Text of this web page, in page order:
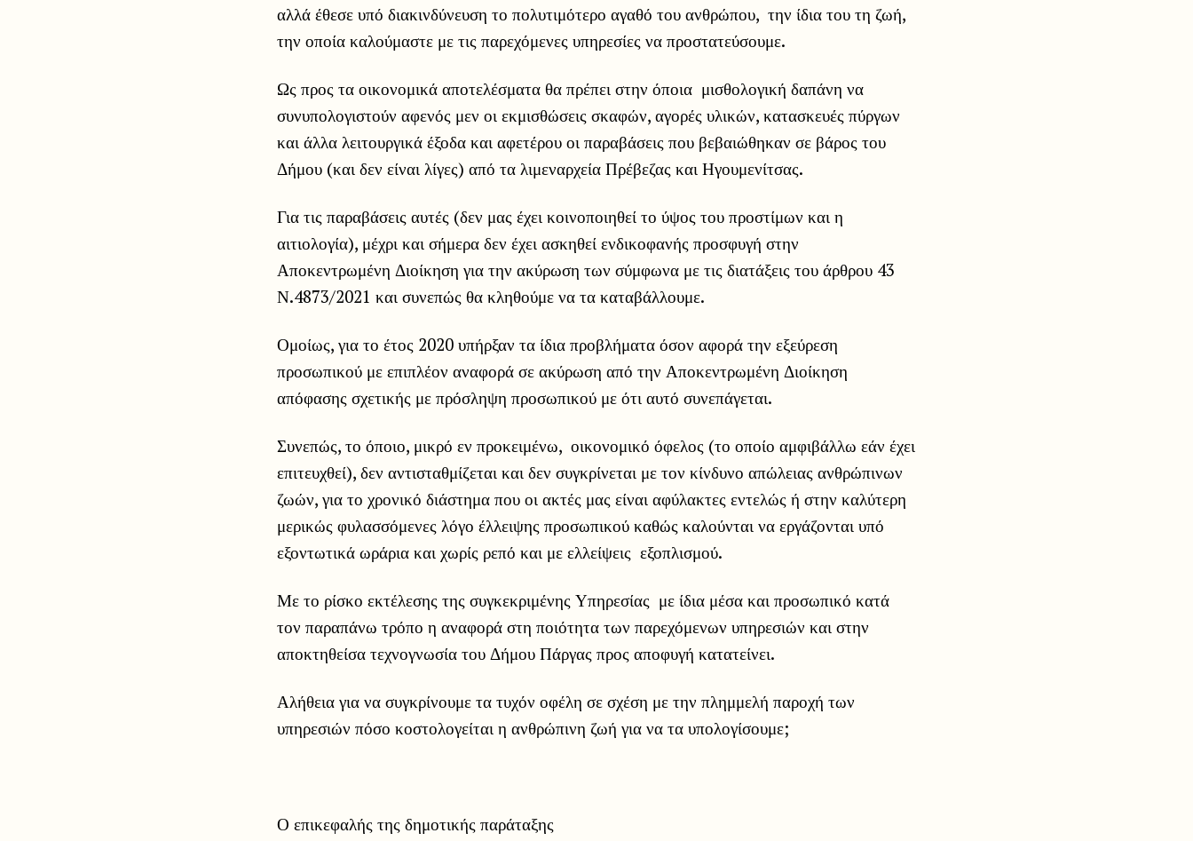
αλλά έθεσε υπό διακινδύνευση το πολυτιμότερο αγαθό του ανθρώπου, την ίδια του τη ζωή,
την οποία καλούμαστε με τις παρεχόμενες υπηρεσίες να προστατεύσουμε.
Ως προς τα οικονομικά αποτελέσματα θα πρέπει στην όποια μισθολογική δαπάνη να
συνυπολογιστούν αφενός μεν οι εκμισθώσεις σκαφών, αγορές υλικών, κατασκευές πύργων
και άλλα λειτουργικά έξοδα και αφετέρου οι παραβάσεις που βεβαιώθηκαν σε βάρος του
Δήμου (και δεν είναι λίγες) από τα λιμεναρχεία Πρέβεζας και Ηγουμενίτσας.
Για τις παραβάσεις αυτές (δεν μας έχει κοινοποιηθεί το ύψος του προστίμων και η
αιτιολογία), μέχρι και σήμερα δεν έχει ασκηθεί ενδικοφανής προσφυγή στην
Αποκεντρωμένη Διοίκηση για την ακύρωση των σύμφωνα με τις διατάξεις του άρθρου 43
Ν.4873/2021 και συνεπώς θα κληθούμε να τα καταβάλλουμε.
Ομοίως, για το έτος 2020 υπήρξαν τα ίδια προβλήματα όσον αφορά την εξεύρεση
προσωπικού με επιπλέον αναφορά σε ακύρωση από την Αποκεντρωμένη Διοίκηση
απόφασης σχετικής με πρόσληψη προσωπικού με ότι αυτό συνεπάγεται.
Συνεπώς, το όποιο, μικρό εν προκειμένω, οικονομικό όφελος (το οποίο αμφιβάλλω εάν έχει
επιτευχθεί), δεν αντισταθμίζεται και δεν συγκρίνεται με τον κίνδυνο απώλειας ανθρώπινων
ζωών, για το χρονικό διάστημα που οι ακτές μας είναι αφύλακτες εντελώς ή στην καλύτερη
μερικώς φυλασσόμενες λόγο έλλειψης προσωπικού καθώς καλούνται να εργάζονται υπό
εξοντωτικά ωράρια και χωρίς ρεπό και με ελλείψεις εξοπλισμού.
Με το ρίσκο εκτέλεσης της συγκεκριμένης Υπηρεσίας με ίδια μέσα και προσωπικό κατά
τον παραπάνω τρόπο η αναφορά στη ποιότητα των παρεχόμενων υπηρεσιών και στην
αποκτηθείσα τεχνογνωσία του Δήμου Πάργας προς αποφυγή κατατείνει.
Αλήθεια για να συγκρίνουμε τα τυχόν οφέλη σε σχέση με την πλημμελή παροχή των
υπηρεσιών πόσο κοστολογείται η ανθρώπινη ζωή για να τα υπολογίσουμε;
Ο επικεφαλής της δημοτικής παράταξης